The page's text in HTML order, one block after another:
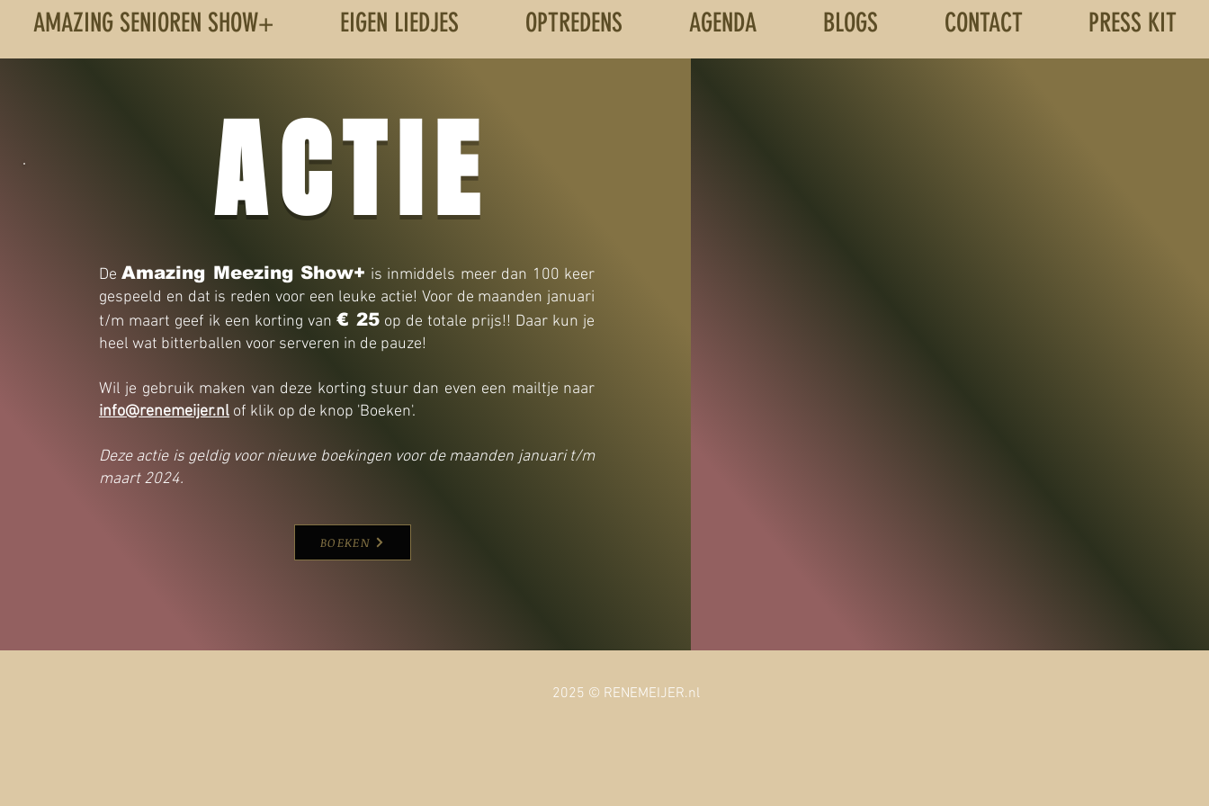
AMAZING SENIOREN SHOW+ EIGEN LIEDJES OPTREDENS AGENDA BLOGS CONTACT PRESS KIT
DeAmazing Meezing Show+ is inmiddels meer dan 100 keer
gespeeld en dat is reden voor een leuke actie! Voor de maanden januari
t/m maart geef ik een korting van€ 25op de totale prijs!! Daar kun je
heel wat bitterballen voor serveren in de pauze!
Wil je gebruik maken van deze korting stuur dan even een mailtje naar
info@renemeijer.nl of klik op de knop 'Boeken'.
Deze actie is geldig voor nieuwe boekingen voor de maanden januari t/m
maart 2024.
BOEKEN
ACTIE
2025 © RENEMEIJER.nl